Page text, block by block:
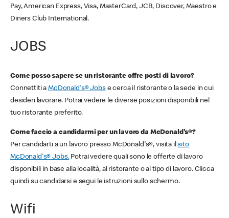
Pay, American Express, Visa, MasterCard, JCB, Discover, Maestro e
Diners Club International.
JOBS
Come posso sapere se un ristorante offre posti di lavoro?
Connettiti aMcDonald's® Jobse cerca il ristorante o la sede in cui
desideri lavorare. Potrai vedere le diverse posizioni disponibili nel
tuo ristorante preferito.
Come faccio a candidarmi per un lavoro da McDonald's®?
Per candidarti a un lavoro presso McDonald's®, visita ilsito
McDonald's® Jobs.Potrai vedere quali sono le offerte di lavoro
disponibili in base alla località, al ristorante o al tipo di lavoro. Clicca
quindi su candidarsi e segui le istruzioni sullo schermo.
Wifi